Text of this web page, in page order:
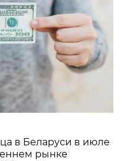
в Беларуси в июле
рынке